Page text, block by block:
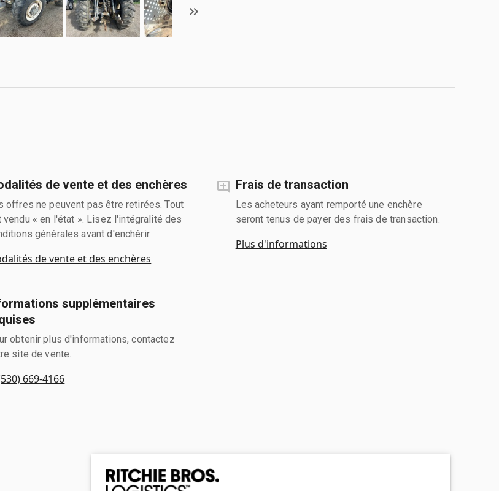
de vente et des enchères
offres ne peuvent pas être retirées. Tout
vendu « en l'état ». Lisez l'intégralité des
générales avant d'enchérir.
de vente et des enchères
Frais de transaction
Les acheteurs ayant remporté une enchère
seront tenus de payer des frais de transaction.
Plus d'informations
supplémentaires
obtenir plus d'informations, contactez
site de vente.
669-4166